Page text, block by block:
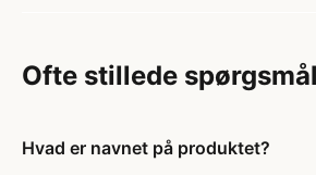
Ofte stillede spørgsmål
Hvad er navnet på produktet?